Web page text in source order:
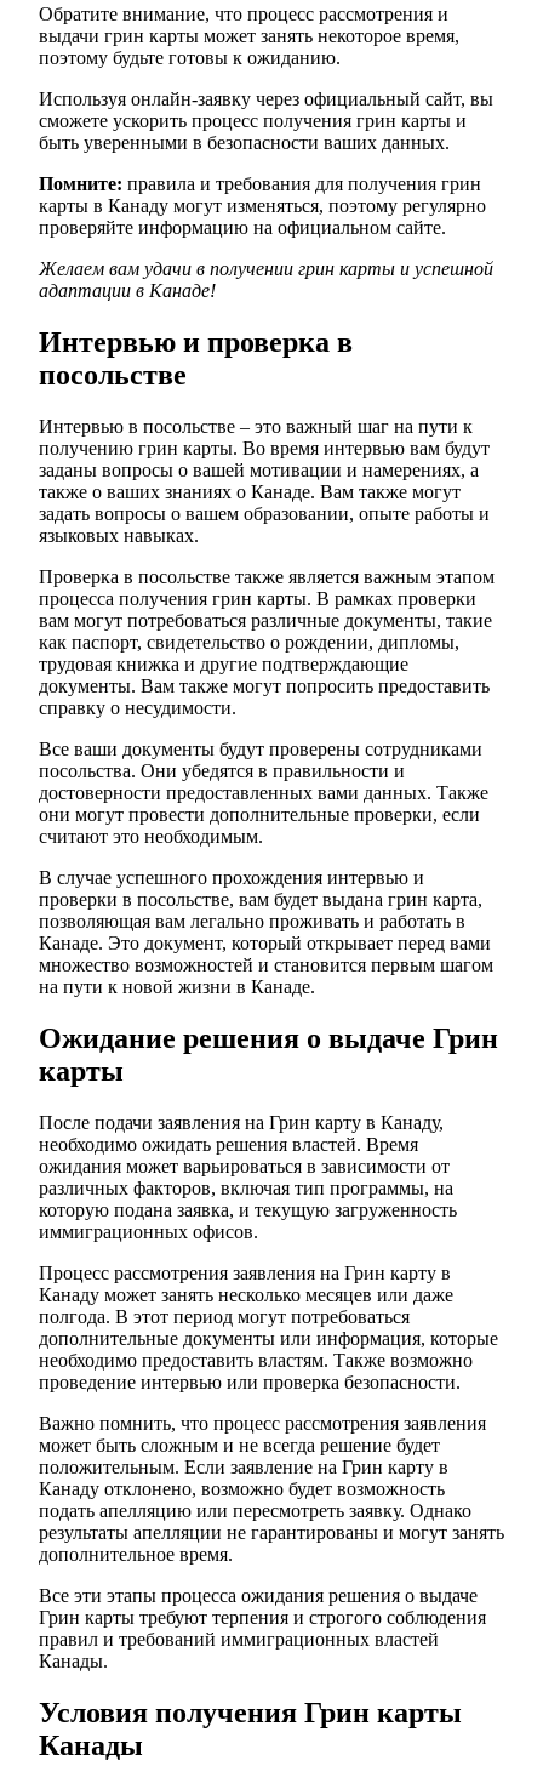
Обратите внимание, что процесс рассмотрения и
выдачи грин карты может занять некоторое время,
поэтому будьте готовы к ожиданию.
Используя онлайн-заявку через официальный сайт, вы
сможете ускорить процесс получения грин карты и
быть уверенными в безопасности ваших данных.
Помните: правила и требования для получения грин
карты в Канаду могут изменяться, поэтому регулярно
проверяйте информацию на официальном сайте.
Желаем вам удачи в получении грин карты и успешной
адаптации в Канаде!
Интервью и проверка в
посольстве
Интервью в посольстве – это важный шаг на пути к
получению грин карты. Во время интервью вам будут
заданы вопросы о вашей мотивации и намерениях, а
также о ваших знаниях о Канаде. Вам также могут
задать вопросы о вашем образовании, опыте работы и
языковых навыках.
Проверка в посольстве также является важным этапом
процесса получения грин карты. В рамках проверки
вам могут потребоваться различные документы, такие
как паспорт, свидетельство о рождении, дипломы,
трудовая книжка и другие подтверждающие
документы. Вам также могут попросить предоставить
справку о несудимости.
Все ваши документы будут проверены сотрудниками
посольства. Они убедятся в правильности и
достоверности предоставленных вами данных. Также
они могут провести дополнительные проверки, если
считают это необходимым.
В случае успешного прохождения интервью и
проверки в посольстве, вам будет выдана грин карта,
позволяющая вам легально проживать и работать в
Канаде. Это документ, который открывает перед вами
множество возможностей и становится первым шагом
на пути к новой жизни в Канаде.
Ожидание решения о выдаче Грин
карты
После подачи заявления на Грин карту в Канаду,
необходимо ожидать решения властей. Время
ожидания может варьироваться в зависимости от
различных факторов, включая тип программы, на
которую подана заявка, и текущую загруженность
иммиграционных офисов.
Процесс рассмотрения заявления на Грин карту в
Канаду может занять несколько месяцев или даже
полгода. В этот период могут потребоваться
дополнительные документы или информация, которые
необходимо предоставить властям. Также возможно
проведение интервью или проверка безопасности.
Важно помнить, что процесс рассмотрения заявления
может быть сложным и не всегда решение будет
положительным. Если заявление на Грин карту в
Канаду отклонено, возможно будет возможность
подать апелляцию или пересмотреть заявку. Однако
результаты апелляции не гарантированы и могут занять
дополнительное время.
Все эти этапы процесса ожидания решения о выдаче
Грин карты требуют терпения и строгого соблюдения
правил и требований иммиграционных властей
Канады.
Условия получения Грин карты
Канады